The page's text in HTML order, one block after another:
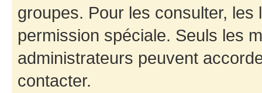
groupes. Pour les consulter,
permission spéciale. Seuls les
administrateurs peuvent
contacter.